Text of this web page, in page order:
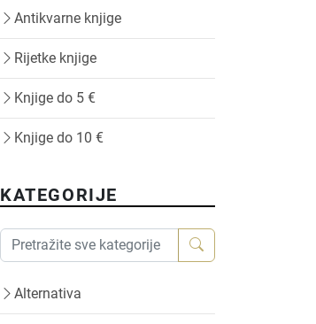
Antikvarne knjige
Rijetke knjige
Knjige do 5 €
Knjige do 10 €
KATEGORIJE
Alternativa